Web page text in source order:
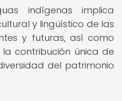
indígenas implica
y lingüístico de las
y futuras, así como
contribución única de
del patrimonio